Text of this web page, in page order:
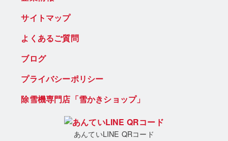
サイトマップ
よくあるご質問
ブログ
プライバシーポリシー
除雪機専門店「雪かきショップ」
あんていLINE QRコード